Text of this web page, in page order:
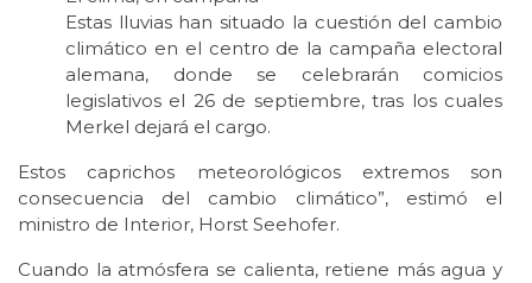
Estas lluvias han situado la cuestión del cambio
climático en el centro de la campaña electoral
alemana, donde se celebrarán comicios
legislativos el 26 de septiembre, tras los cuales
Merkel dejará el cargo.
Estos caprichos meteorológicos extremos son
consecuencia del cambio climático”, estimó el
ministro de Interior, Horst Seehofer.
Cuando la atmósfera se calienta, retiene más agua y